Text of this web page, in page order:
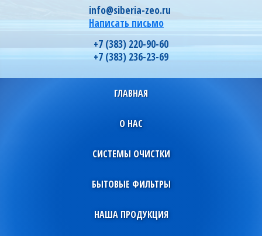
info@siberia-zeo.ru
Написать письмо
+7 (383) 220-90-60
+7 (383) 236-23-69
ГЛАВНАЯ
О НАС
СИСТЕМЫ ОЧИСТКИ
БЫТОВЫЕ ФИЛЬТРЫ
НАША ПРОДУКЦИЯ